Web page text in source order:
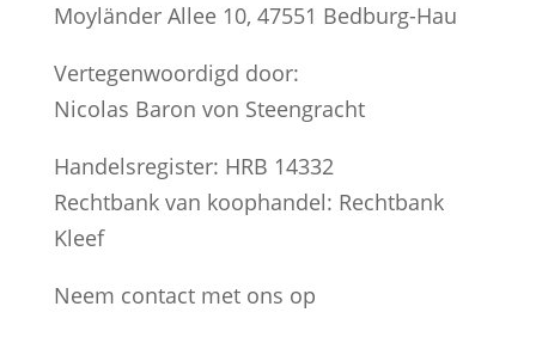
Moyländer Allee 10, 47551 Bedburg-Hau
Vertegenwoordigd door:
Nicolas Baron von Steengracht
Handelsregister: HRB 14332
Rechtbank van koophandel: Rechtbank
Kleef
Neem contact met ons op